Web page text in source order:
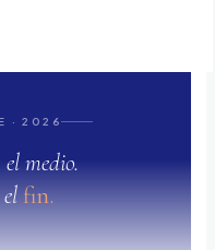
· 2026
medio.
elfin.